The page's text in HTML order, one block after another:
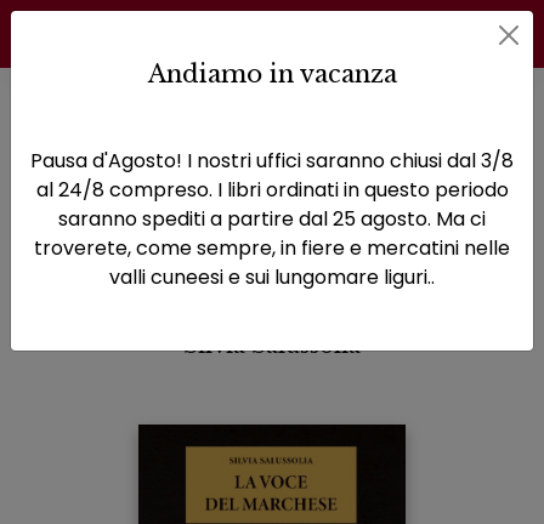
La Voce del Marchese
Un'autobiografia di Ludovico II,
Signore di Saluzzo
Silvia Salussolia
Andiamo in vacanza
Pausa d'Agosto! I nostri uffici saranno chiusi dal 3/8
al 24/8 compreso. I libri ordinati in questo periodo
saranno spediti a partire dal 25 agosto. Ma ci
troverete, come sempre, in fiere e mercatini nelle
valli cuneesi e sui lungomare liguri..